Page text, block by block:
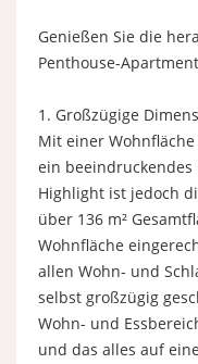
Genießen Sie die
Penthouse-
1. Großzügige
Mit einer
ein
Highlight ist jedoch
über 136 m²
Wohnfläche
allen Wohn- und
selbst großzügig
Wohn- und
und das alles auf